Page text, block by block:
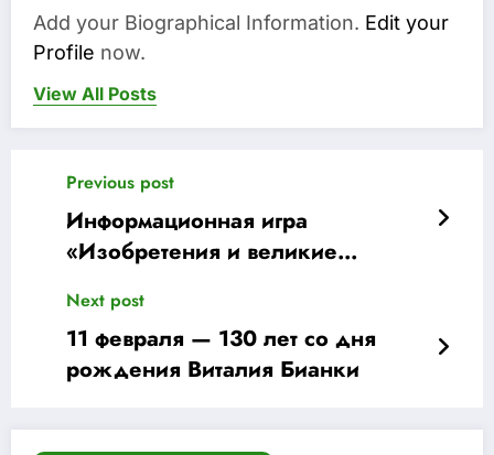
Add your Biographical Information. Edit your
Profile now.
View All Posts
Previous post
Информационная игра
«Изобретения и великие
Next post
11 февраля — 130 лет со дня
рождения Виталия Бианки